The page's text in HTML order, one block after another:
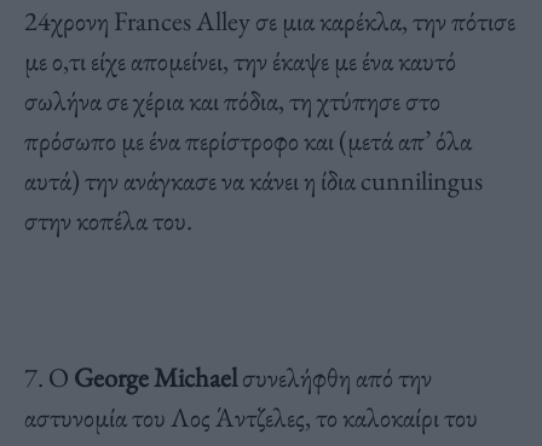
24χρονη Frances Alley σε μια καρέκλα, την πότισε
με ο,τι είχε απομείνει, την έκαψε με ένα καυτό
σωλήνα σε χέρια και πόδια, τη χτύπησε στο
πρόσωπο με ένα περίστροφο και (μετά απ’ όλα
αυτά) την ανάγκασε να κάνει η ίδια cunnilingus
στην κοπέλα του.
7. Ο George Michaelσυνελήφθη από την
αστυνομία του Λος Άντζελες, το καλοκαίρι του